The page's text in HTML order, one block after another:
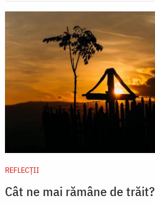
REFLECȚII
Cât ne mai rămâne de trăit?